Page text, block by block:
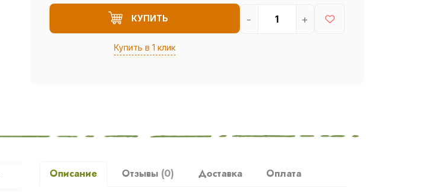
КУПИТЬ
Купить в 1 клик
- +
Описание Отзывы (0) Доставка Оплата